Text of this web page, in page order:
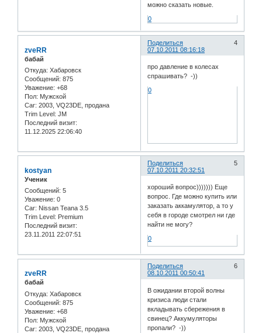
можно сказать новые.
0
Поделиться
4
07.10.2011 08:16:18
zveRR
бабай
Откуда: Хабаровск
Сообщений: 875
Уважение: +68
Пол: Мужской
Car: 2003, VQ23DE, продана
Trim Level: JM
Последний визит:
11.12.2025 22:06:40
про давление в колесах
спрашивать? -))
0
Поделиться
5
07.10.2011 20:32:51
kostyan
Ученик
Сообщений: 5
Уважение: 0
Car: Nissan Teana 3.5
Trim Level: Premium
Последний визит:
23.11.2011 22:07:51
хороший вопрос))))))) Еще
вопрос. Где можно купить или
заказать аккамулятор, а то у
себя в городе смотрел ни где
найти не могу?
0
Поделиться
6
08.10.2011 00:50:41
zveRR
бабай
Откуда: Хабаровск
Сообщений: 875
Уважение: +68
Пол: Мужской
Car: 2003, VQ23DE, продана
В ожидании второй волны
кризиса люди стали
вкладывать сбережения в
свинец? Аккумуляторы
пропали? -))